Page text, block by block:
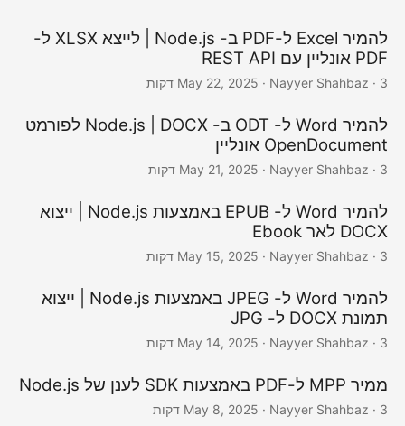
להמיר Excel ל-PDF ב- Node.js | לייצא XLSX ל-
PDF אונליין עם REST API
May 22, 2025 · Nayyer Shahbaz · 3 דקות
להמיר Word ל- ODT ב- Node.js | DOCX לפורמט
OpenDocument אונליין
May 21, 2025 · Nayyer Shahbaz · 3 דקות
להמיר Word ל- EPUB באמצעות Node.js | ייצוא
DOCX לאר Ebook
May 15, 2025 · Nayyer Shahbaz · 3 דקות
להמיר Word ל- JPEG באמצעות Node.js | ייצוא
תמונת DOCX ל- JPG
May 14, 2025 · Nayyer Shahbaz · 3 דקות
ממיר MPP ל-PDF באמצעות SDK לענן של Node.js
May 8, 2025 · Nayyer Shahbaz · 3 דקות